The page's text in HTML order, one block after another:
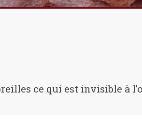
ce qui est invisible à